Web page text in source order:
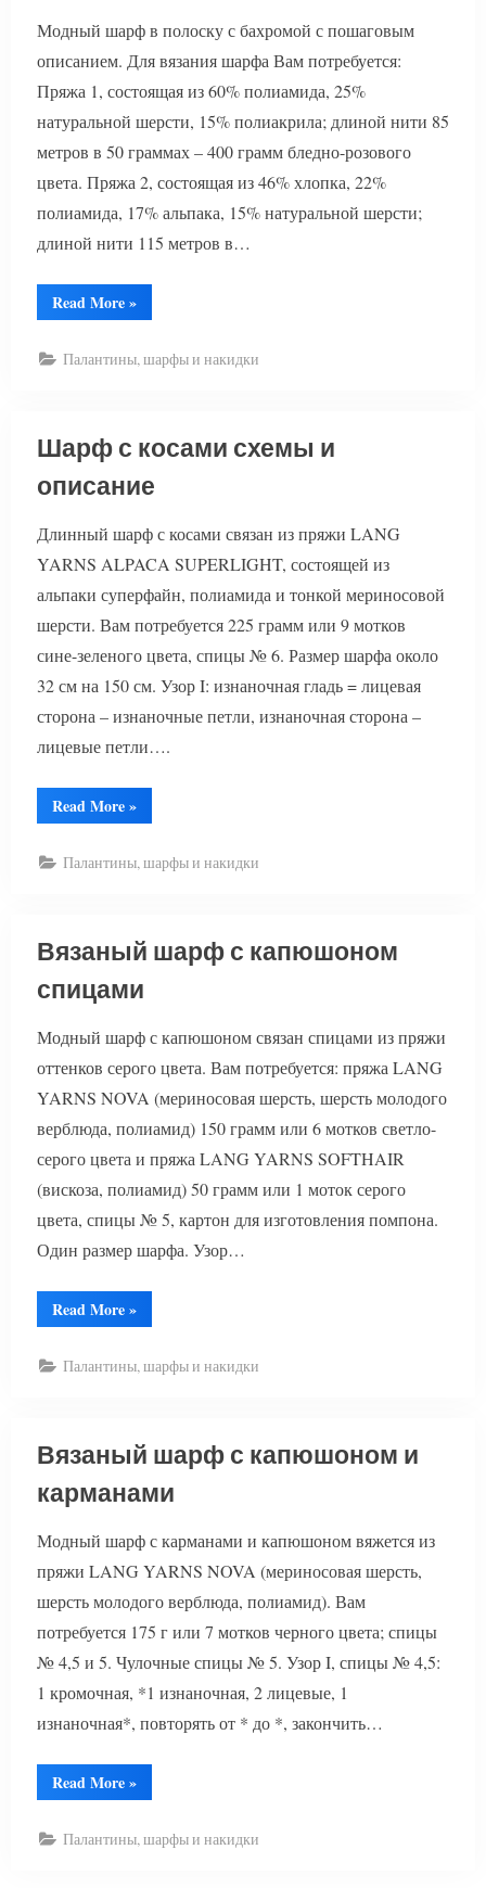
Модный шарф в полоску с бахромой с пошаговым
описанием. Для вязания шарфа Вам потребуется:
Пряжа 1, состоящая из 60% полиамида, 25%
натуральной шерсти, 15% полиакрила; длиной нити 85
метров в 50 граммах – 400 грамм бледно-розового
цвета. Пряжа 2, состоящая из 46% хлопка, 22%
полиамида, 17% альпака, 15% натуральной шерсти;
длиной нити 115 метров в…
Read More“Красивый
шарф
»
Палантины, шарфы и накидки
Шарф с косами схемы и
описание
Длинный шарф с косами связан из пряжи LANG
YARNS ALPACA SUPERLIGHT, состоящей из
альпаки суперфайн, полиамида и тонкой мериносовой
шерсти. Вам потребуется 225 грамм или 9 мотков
сине-зеленого цвета, спицы № 6. Размер шарфа около
32 см на 150 см. Узор I: изнаночная гладь = лицевая
сторона – изнаночные петли, изнаночная сторона –
лицевые петли….
Read More“Шарф
с
и
»
Палантины, шарфы и накидки
Вязаный шарф с капюшоном
спицами
Модный шарф с капюшоном связан спицами из пряжи
оттенков серого цвета. Вам потребуется: пряжа LANG
YARNS NOVA (мериносовая шерсть, шерсть молодого
верблюда, полиамид) 150 грамм или 6 мотков светло-
серого цвета и пряжа LANG YARNS SOFTHAIR
(вискоза, полиамид) 50 грамм или 1 моток серого
цвета, спицы № 5, картон для изготовления помпона.
Один размер шарфа. Узор…
Read More“Вязаный
шарф
спицами”
»
Палантины, шарфы и накидки
Вязаный шарф с капюшоном и
карманами
Модный шарф с карманами и капюшоном вяжется из
пряжи LANG YARNS NOVA (мериносовая шерсть,
шерсть молодого верблюда, полиамид). Вам
потребуется 175 г или 7 мотков черного цвета; спицы
№ 4,5 и 5. Чулочные спицы № 5. Узор I, спицы № 4,5:
1 кромочная, *1 изнаночная, 2 лицевые, 1
изнаночная*, повторять от * до *, закончить…
Read More“Вязаный
шарф
и
»
Палантины, шарфы и накидки